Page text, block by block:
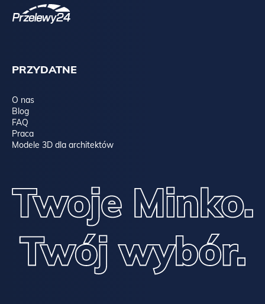
PRZYDATNE
O nas
Blog
FAQ
Praca
Modele 3D dla architektów